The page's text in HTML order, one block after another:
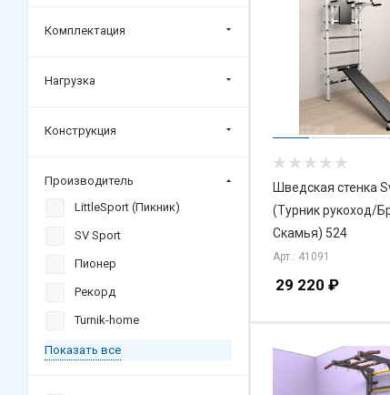
Шведская стенка
(Турник рукоход/
Скамья) 524
Арт.: 41091
29 220 ₽
Комплектация
Нагрузка
Конструкция
Производитель
LittleSport (Пикник)
SV Sport
Пионер
Рекорд
Turnik-home
Показать все